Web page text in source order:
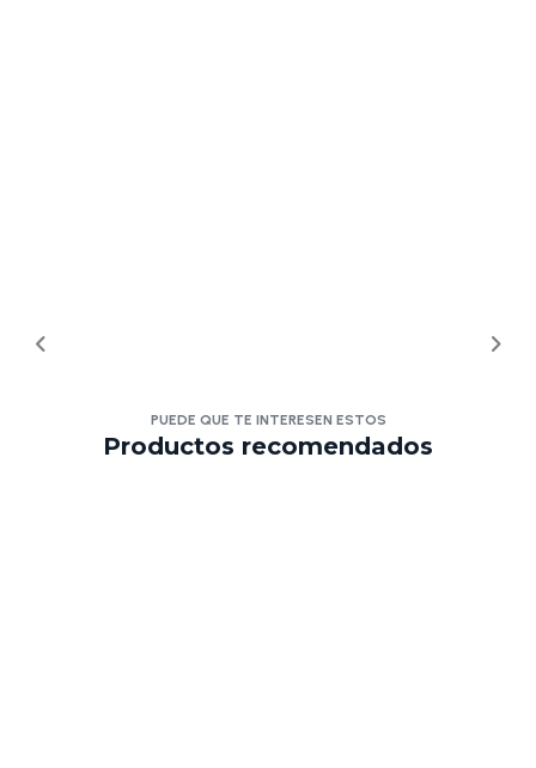
PUEDE QUE TE INTERESEN ESTOS
Productos recomendados